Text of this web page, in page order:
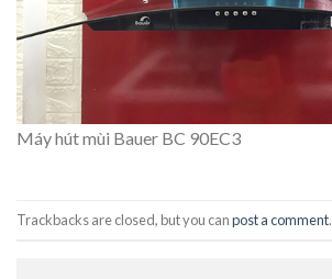
Máy hút mùi Bauer BC 90EC3
Trackbacks are closed, but you canpost a comment.